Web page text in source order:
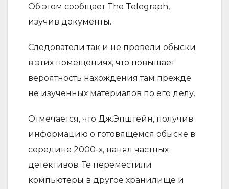
Об этом сообщает The Telegraph,
изучив документы.
Следователи так и не провели обыски
в этих помещениях, что повышает
вероятность нахождения там прежде
не изученных материалов по его делу.
Отмечается, что Дж.Эпштейн, получив
информацию о готовящемся обыске в
середине 2000-х, нанял частных
детективов. Те переместили
компьютеры в другое хранилище и